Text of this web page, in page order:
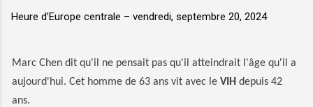
Heure d’Europe centrale – vendredi, septembre 20, 2024
Marc Chen dit qu'il ne pensait pas qu'il atteindrait l'âge qu'il a
aujourd'hui. Cet homme de 63 ans vit avec le VIH depuis 42
ans.